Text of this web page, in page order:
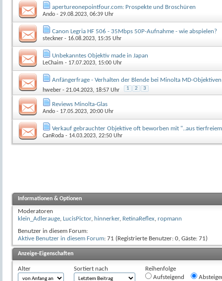
apertureonepointfour.com: Prospekte und Broschüren
Ando - 29.08.2023, 06:39 Uhr
Canon Legria HF 506 - 35Mbps 50P-Aufnahme - wie abspielen?
steckner - 16.08.2023, 15:35 Uhr
Unbekanntes Objektiv made in Japan
LeChaim - 17.07.2023, 15:00 Uhr
Anfängerfrage - Verhalten der Blende bei Minolta MD-
hweber - 21.04.2023, 18:57 Uhr 1 2 3
Reviews Minolta-Glas
Ando - 17.05.2023, 20:00 Uhr
Verkauf gebrauchter Objektive oft beworben mit "..aus
CanRoda - 14.03.2023, 22:50 Uhr
Informationen & Optionen
Moderatoren
klein_Adlerauge, LucisPictor, hinnerker, RetinaReflex, ropmann
Benutzer in diesem Forum:
Aktive Benutzer in diesem Forum: 71 (Registrierte Benutzer: 0, Gäste: 71)
Anzeige-Eigenschaften
Alter Sortiert nach
Reihenfolge
Aufsteigend